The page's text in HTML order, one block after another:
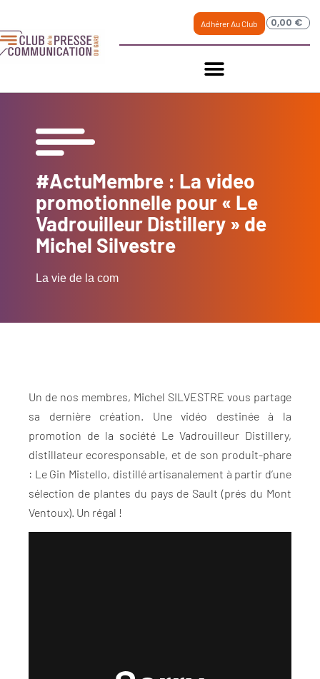
Adhérer Au Club 0,00 €
#ActuMembre : La video
promotionnelle pour « Le
Vadrouilleur Distillery » de
Michel Silvestre
La vie de la com
Un de nos membres, Michel SILVESTRE vous partage
sa dernière création. Une vidéo destinée à la
promotion de la société Le Vadrouilleur Distillery,
distillateur ecoresponsable, et de son produit-phare
: Le Gin Mistello, distillé artisanalement à partir d’une
sélection de plantes du pays de Sault (prés du Mont
Ventoux). Un régal !